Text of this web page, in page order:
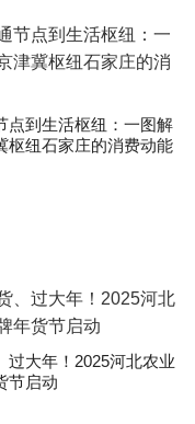
点到生活枢纽：一图解
枢纽石家庄的消费动能
过大年！2025河北农业
节启动